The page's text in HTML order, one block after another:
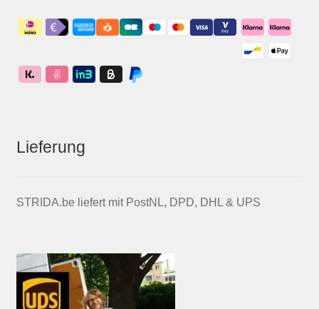
Lieferung
STRIDA.be liefert mit PostNL, DPD, DHL & UPS